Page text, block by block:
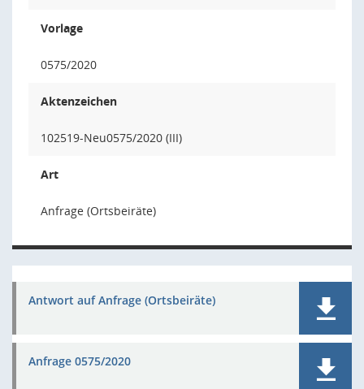
Vorlage
0575/2020
Aktenzeichen
102519-Neu0575/2020 (III)
Art
Anfrage (Ortsbeiräte)
Antwort auf Anfrage (Ortsbeiräte)
Anfrage 0575/2020